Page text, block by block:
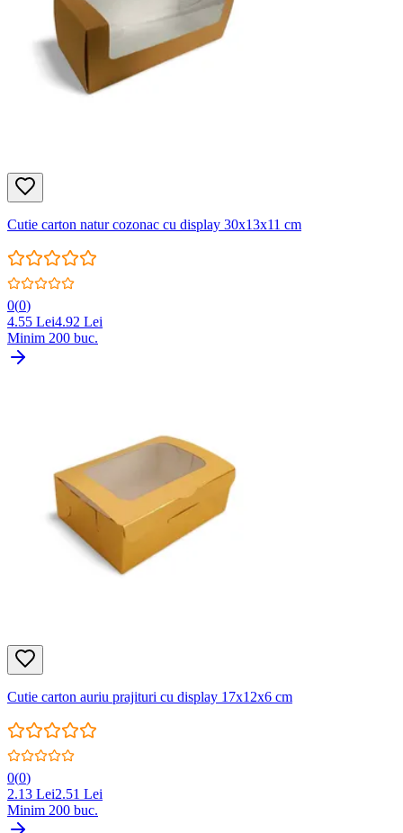
Cutie carton natur cozonac cu display 30x13x11 cm
0(0)
4.55 Lei4.92 Lei
Minim 200 buc.
Cutie carton auriu prajituri cu display 17x12x6 cm
0(0)
2.13 Lei2.51 Lei
Minim 200 buc.